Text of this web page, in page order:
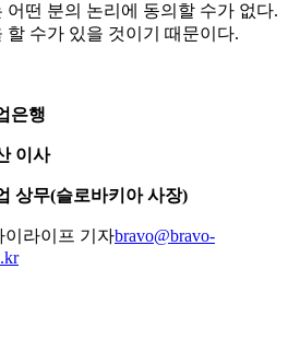
어떤 분의 논리에 동의할 수가 없다.
할 수가 있을 것이기 때문이다.
은행
이사
상무(슬로바키아 사장)
이라이프 기자bravo@bravo-